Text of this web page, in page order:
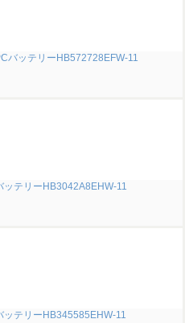
バッテリーHB572728EFW-11
ッテリーHB3042A8EHW-11
ッテリーHB345585EHW-11